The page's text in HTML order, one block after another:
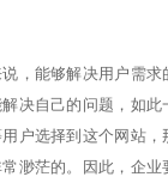
，能够解决用户需求
决自己的问题，如
户选择到这个网站，
渺茫的。因此，企